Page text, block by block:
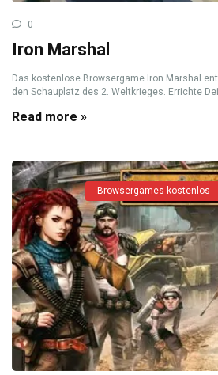
0
Iron Marshal
Das kostenlose Browsergame Iron Marshal
den Schauplatz des 2. Weltkrieges. Errichte
Read more »
Browsergames kostenlos